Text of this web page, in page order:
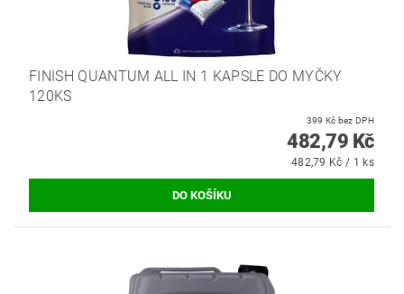
FINISH QUANTUM ALL IN 1 KAPSLE DO MYČKY
120KS
399 Kč bez DPH
482,79 Kč
482,79 Kč / 1 ks